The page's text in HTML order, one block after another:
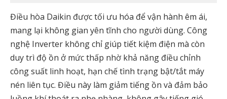
Điều hòa Daikin được tối ưu hóa để vận hành êm ái,
mang lại không gian yên tĩnh cho người dùng. Công
nghệ Inverter không chỉ giúp tiết kiệm điện mà còn
duy trì độ ồn ở mức thấp nhờ khả năng điều chỉnh
công suất linh hoạt, hạn chế tình trạng bật/tắt máy
nén liên tục. Điều này làm giảm tiếng ồn và đảm bảo